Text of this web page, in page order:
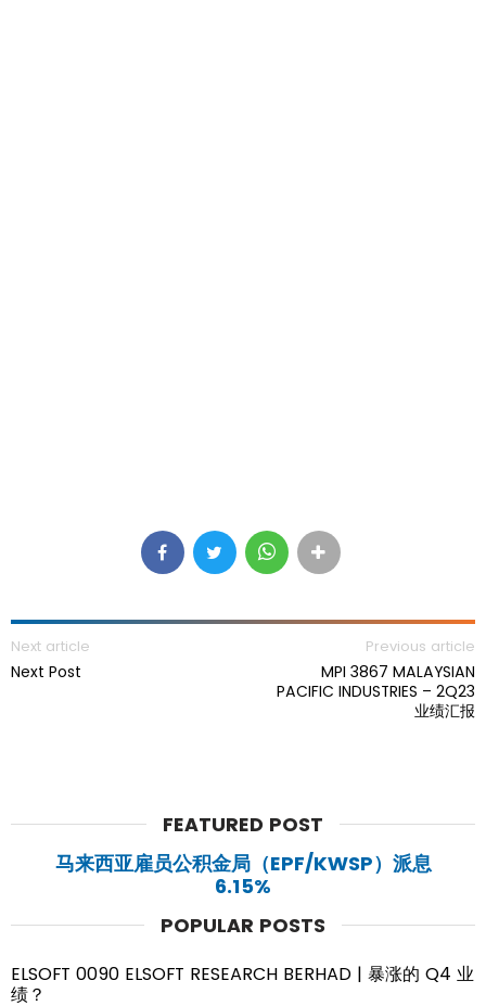
Next article
Next Post
Previous article
MPI 3867 MALAYSIAN
PACIFIC INDUSTRIES – 2Q23
业绩汇报
FEATURED POST
马来西亚雇员公积金局（EPF/KWSP）派息
6.15%
POPULAR POSTS
ELSOFT 0090 ELSOFT RESEARCH BERHAD | 暴涨的 Q4 业
绩？